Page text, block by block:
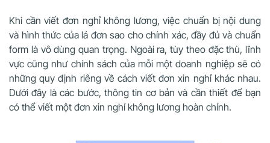
Khi cần viết đơn nghỉ không lương, việc chuẩn bị nội dung
và hình thức của lá đơn sao cho chính xác, đầy đủ và chuẩn
form là vô dùng quan trọng. Ngoài ra, tùy theo đặc thù, lĩnh
vực cũng như chính sách của mỗi một doanh nghiệp sẽ có
những quy định riêng về cách viết đơn xin nghỉ khác nhau.
Dưới đây là các bước, thông tin cơ bản và cần thiết để bạn
có thể viết một đơn xin nghỉ không lương hoàn chỉnh.